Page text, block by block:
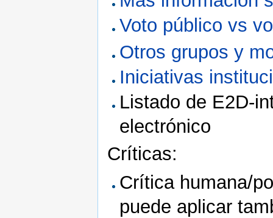
Voto público vs
Otros grupos y
Iniciativas
Listado de E2D-
electrónico
Críticas:
Crítica humana/
puede aplicar